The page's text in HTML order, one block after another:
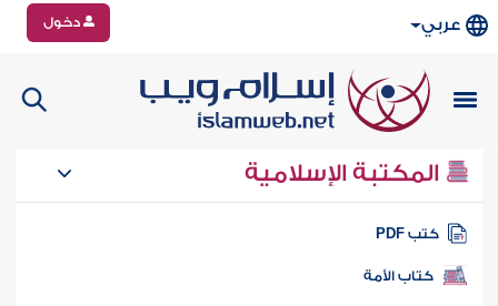
عربي دخول
المكتبة الإسلامية
كتب PDF